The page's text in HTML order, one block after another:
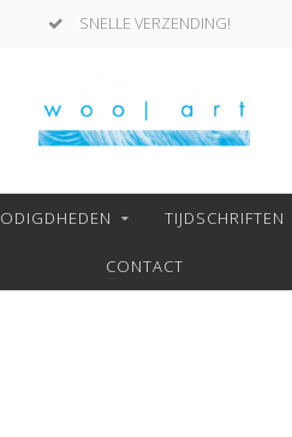
SNELLE VERZENDING!
TIJDSCHRIFTEN
CONTACT